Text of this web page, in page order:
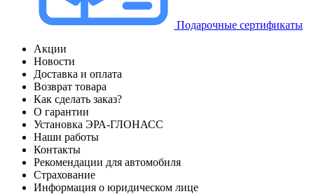
Подарочные сертификаты
Акции
Новости
Доставка и оплата
Возврат товара
Как сделать заказ?
О гарантии
Установка ЭРА-ГЛОНАСС
Наши работы
Контакты
Рекомендации для автомобиля
Страхование
Информация о юридическом лице